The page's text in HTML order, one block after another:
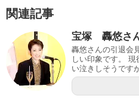
関連記事
宝塚 轟悠さ
轟悠さんの引退会
しい印象です。
い泣きしそうです